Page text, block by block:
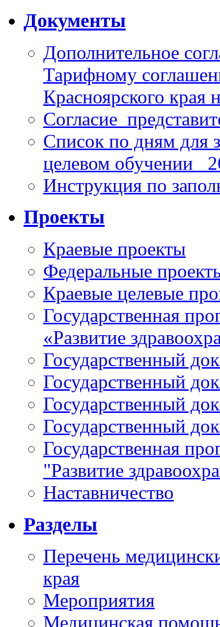
Документы
Дополнительное
Тарифному
Красноярского края
Список по дням для
целевом обучении_
Инструкция по
Проекты
Краевые проекты
Федеральные
Краевые целевые
Государственная
«Развитие
Государственный
Государственный
Государственный
Государственный
Государственная
"Развитие
Наставничество
Разделы
Перечень
края
Мероприятия
Медицинская